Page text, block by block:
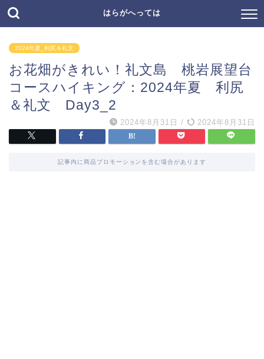
はらがへっては
2024年夏_利尻＆礼文
お花畑がきれい！礼文島 桃岩展望台
コースハイキング：2024年夏 利尻
＆礼文 Day3_2
2024年8月31日 / 2024年8月31日
記事内に商品プロモーションを含む場合があります